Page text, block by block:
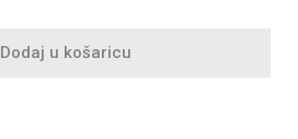
Dodaj u košaricu